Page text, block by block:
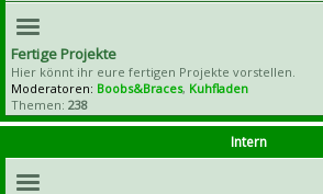
Fertige Projekte
Hier könnt ihr eure fertigen Projekte vorstellen.
Moderatoren: Boobs&Braces, Kuhfladen
Themen: 238
Intern